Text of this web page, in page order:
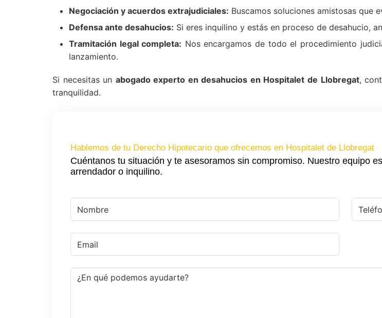
Negociación y acuerdos extrajudiciales: Buscamos soluciones amistosas que
Defensa ante desahucios: Si eres inquilino y estás en proceso de desahucio,
Tramitación legal completa: Nos encargamos de todo el procedimiento
lanzamiento.
Si necesitas un abogado experto en desahucios en Hospitalet de Llobregat,
tranquilidad.
Hablemos de tu Derecho Hipotecario que ofrecemos en Hospitalet de Llobregat
Cuéntanos tu situación y te asesoramos sin compromiso. Nuestro equipo
arrendador o inquilino.